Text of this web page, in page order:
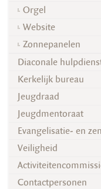
Orgel
Website
Zonnepanelen
Diaconale
Kerkelijk bureau
Jeugdraad
Jeugdmentoraat
Evangelisatie- en
Veiligheid
Contactpersonen